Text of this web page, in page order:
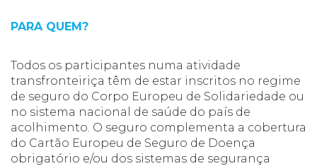
PARA QUEM?
Todos os participantes numa atividade
transfronteiriça têm de estar inscritos no regime
de seguro do Corpo Europeu de Solidariedade ou
no sistema nacional de saúde do país de
acolhimento. O seguro complementa a cobertura
do Cartão Europeu de Seguro de Doença
obrigatório e/ou dos sistemas de segurança